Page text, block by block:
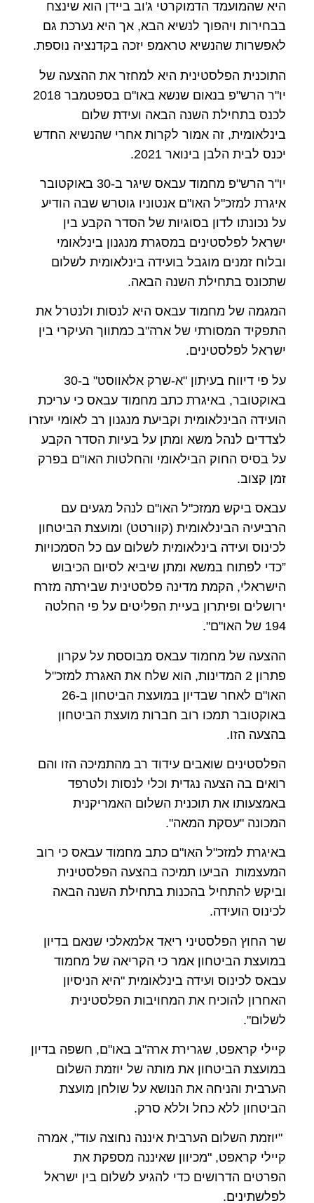
היא שהמועמד הדמוקרטי ג'וב ביידן הוא שינצח
בבחירות ויהפוך לנשיא הבא, אך היא נערכת גם
לאפשרות שהנשיא טראמפ יזכה בקדנציה נוספת.
התוכנית הפלסטינית היא למחזר את ההצעה של
יו"ר הרש"פ בנאום שנשא באו"ם בספטמבר 2018
לכנס בתחילת השנה הבאה ועידת שלום
בינלאומית, זה אמור לקרות אחרי שהנשיא החדש
יכנס לבית הלבן בינואר 2021.
יו"ר הרש"פ מחמוד עבאס שיגר ב-30 באוקטובר
איגרת למזכ"ל האו"ם אנטוניו גוטרש שבה הודיע
על נכונתו לדון בסוגיות של הסדר הקבע בין
ישראל לפלסטינים במסגרת מנגנון בינלאומי
ובלוח זמנים מוגבל בועידה בינלאומית לשלום
שתכונס בתחילת השנה הבאה.
המגמה של מחמוד עבאס היא לנסות ולנטרל את
התפקיד המסורתי של ארה"ב כמתווך העיקרי בין
ישראל לפלסטינים.
על פי דיווח בעיתון "א-שרק אלאווסט" ב-30
באוקטובר, באיגרת כתב מחמוד עבאס כי עריכת
הועידה הבינלאומית וקביעת מנגנון רב לאומי יעזרו
לצדדים לנהל משא ומתן על בעיות הסדר הקבע
על בסיס החוק הבילאומי והחלטות האו"ם בפרק
זמן קצוב.
עבאס ביקש ממזכ"ל האו"ם לנהל מגעים עם
הרביעיה הבינלאומית (קוורטט) ומועצת הביטחון
לכינוס ועידה בינלאומית לשלום עם כל הסמכויות
”כדי לפתוח במשא ומתן שיביא לסיום הכיבוש
הישראלי, הקמת מדינה פלסטינית שבירתה מזרח
ירושלים ופיתרון בעיית הפליטים על פי החלטה
194 של האו"ם".
ההצעה של מחמוד עבאס מבוססת על עקרון
פתרון 2 המדינות, הוא שלח את האגרת למזכ"ל
האו"ם לאחר שבדיון במועצת הביטחון ב-26
באוקטובר תמכו רוב חברות מועצת הביטחון
בהצעה הזו.
הפלסטינים שואבים עידוד רב מהתמיכה הזו והם
רואים בה הצעה נגדית וכלי לנסות ולטרפד
באמצעותו את תוכנית השלום האמריקנית
המכונה "עסקת המאה".
באיגרת למזכ"ל האו"ם כתב מחמוד עבאס כי רוב
המעצמות הביעו תמיכה בהצעה הפלסטינית
וביקש להתחיל בהכנות בתחילת השנה הבאה
לכינוס הועידה.
שר החוץ הפלסטיני ריאד אלמאלכי שנאם בדיון
במועצת הביטחון אמר כי הקריאה של מחמוד
עבאס לכינוס ועידה בינלאומית "היא הניסיון
האחרון להוכיח את המחויבות הפלסטינית
לשלום".
קיילי קראפט, שגרירת ארה"ב באו"ם, חשפה בדיון
במועצת הביטחון את מותה של יוזמת השלום
הערבית והניחה את הנושא על שולחן מועצת
הביטחון ללא כחל וללא סרק.
"יוזמת השלום הערבית איננה נחוצה עוד", אמרה
קיילי קראפט, "מכיוון שאיננה מספקת את
הפרטים הדרושים כדי להגיע לשלום בין ישראל
לפלשתינים.